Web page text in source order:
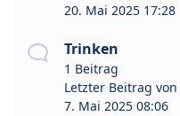
20. Mai 2025 17:28
Trinken
1 Beitrag
Letzter Beitrag von
7. Mai 2025 08:06